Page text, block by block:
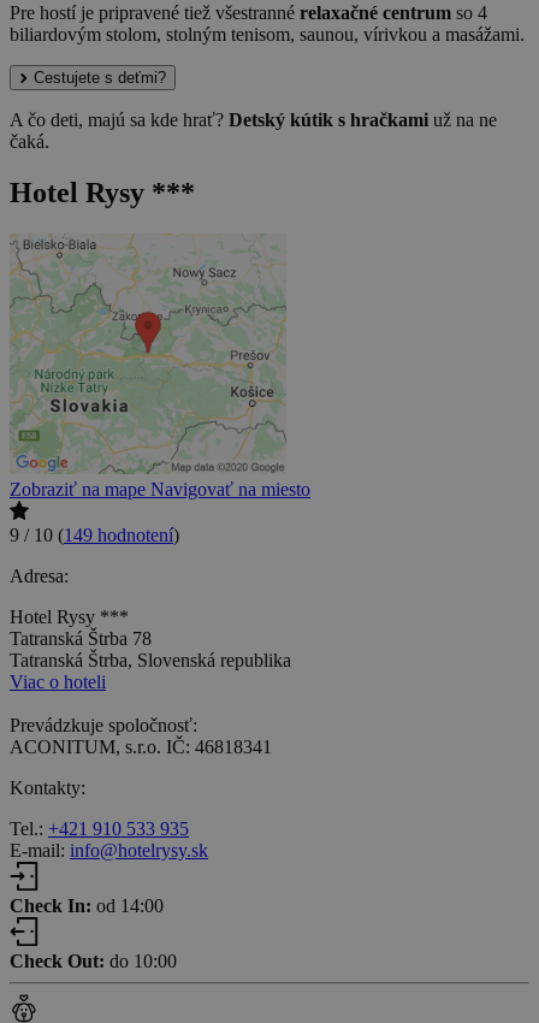
Pre hostí je pripravené tiež všestranné relaxačné centrum so 4
biliardovým stolom, stolným tenisom, saunou, vírivkou a masážami.
Cestujete s deťmi?
A čo deti, majú sa kde hrať? Detský kútik s hračkami už na ne
čaká.
Hotel Rysy ***
Zobraziť na mape Navigovať na miesto
9 / 10 (149 hodnotení)
Adresa:
Hotel Rysy ***
Tatranská Štrba 78
Tatranská Štrba, Slovenská republika
Viac o hoteli
Prevádzkuje spoločnosť:
ACONITUM, s.r.o. IČ: 46818341
Kontakty:
Tel.: +421 910 533 935
E-mail: info@hotelrysy.sk
Check In: od 14:00
Check Out: do 10:00